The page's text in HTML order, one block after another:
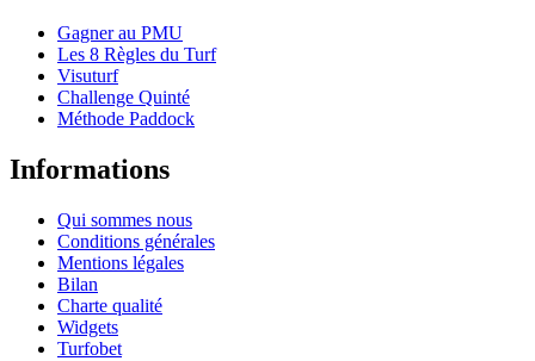
Gagner au PMU
Les 8 Règles du Turf
Visuturf
Challenge Quinté
Méthode Paddock
Informations
Qui sommes nous
Conditions générales
Mentions légales
Bilan
Charte qualité
Widgets
Turfobet